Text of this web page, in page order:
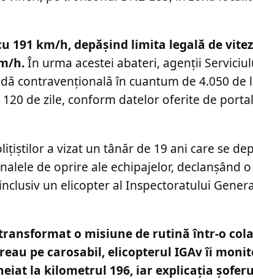
191 km/h, depășind limita legală de
h.În urma acestei abateri, agenții
contravențională în cuantum de 4.050 de
de zile, conform datelor oferite de
a vizat un tânăr de 19 ani care se
de oprire ale echipajelor, declanșând
un elicopter al Inspectoratului
o misiune de rutină într-o
pe carosabil, elicopterul IGAv îi
la kilometrul 196, iar explicația